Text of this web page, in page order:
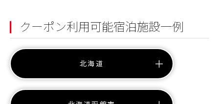
クーポン利用可能宿泊施設一例
北海道